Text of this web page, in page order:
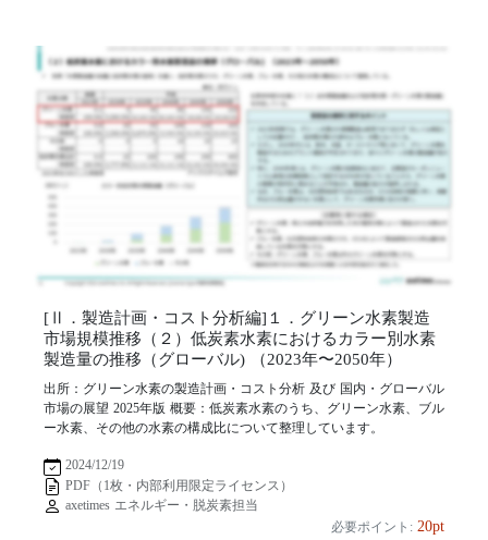
[Ⅱ．製造計画・コスト分析編]１．グリーン水素製造
市場規模推移（２）低炭素水素におけるカラー別水素
製造量の推移（グローバル) （2023年〜2050年）
出所：グリーン水素の製造計画・コスト分析 及び 国内・グローバル
市場の展望 2025年版 概要：低炭素水素のうち、グリーン水素、ブル
ー水素、その他の水素の構成比について整理しています。
2024/12/19
PDF（1枚・内部利用限定ライセンス）
axetimes エネルギー・脱炭素担当
必要ポイント: 20pt